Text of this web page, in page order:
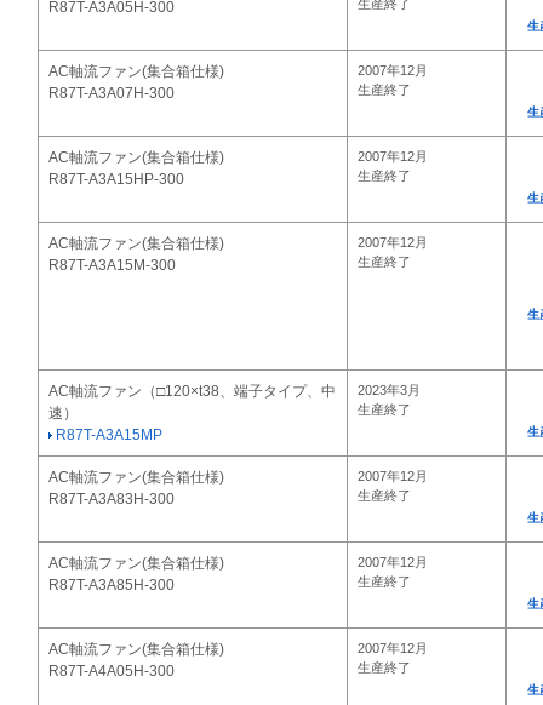
R87T-A3A05H-300
生産終了
生
AC軸流ファン(集合箱仕様)
R87T-A3A07H-300
2007年12月
生産終了
生
AC軸流ファン(集合箱仕様)
R87T-A3A15HP-300
2007年12月
生産終了
生
AC軸流ファン(集合箱仕様)
R87T-A3A15M-300
2007年12月
生産終了
生
AC軸流ファン（□120×t38、端子タイプ、中
速）
R87T-A3A15MP
2023年3月
生産終了
生
AC軸流ファン(集合箱仕様)
R87T-A3A83H-300
2007年12月
生産終了
生
AC軸流ファン(集合箱仕様)
R87T-A3A85H-300
2007年12月
生産終了
生
AC軸流ファン(集合箱仕様)
R87T-A4A05H-300
2007年12月
生産終了
生